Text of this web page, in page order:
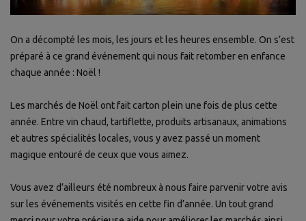
On a décompté les mois, les jours et les heures ensemble. On s’est
préparé à ce grand événement qui nous fait retomber en enfance
chaque année : Noël !
Les marchés de Noël ont fait carton plein une fois de plus cette
année. Entre vin chaud, tartiflette, produits artisanaux, animations
et autres spécialités locales, vous y avez passé un moment
magique entouré de ceux que vous aimez.
Vous avez d’ailleurs été nombreux à nous faire parvenir votre avis
sur les événements visités en cette fin d’année. Un tout grand